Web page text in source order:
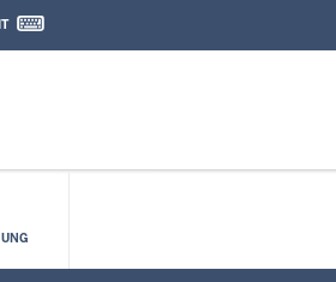
Kontaktformular